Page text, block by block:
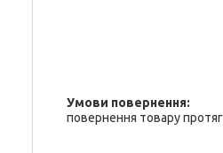
повернення товару